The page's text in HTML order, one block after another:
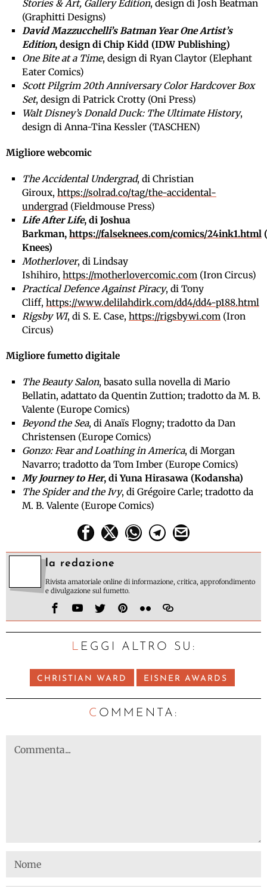
Stories & Art, Gallery Edition, design di Josh Beatman
(Graphitti Designs)
David Mazzucchelli’s Batman Year One Artist’s
Edition, design di Chip Kidd (IDW Publishing)
One Bite at a Time, design di Ryan Claytor (Elephant
Eater Comics)
Scott Pilgrim 20th Anniversary Color Hardcover Box
Set, design di Patrick Crotty (Oni Press)
Walt Disney’s Donald Duck: The Ultimate History,
design di Anna-Tina Kessler (TASCHEN)
Migliore webcomic
The Accidental Undergrad, di Christian
Giroux, https://solrad.co/tag/the-accidental-
undergrad (Fieldmouse Press)
Life After Life, di Joshua
Barkman, https://falseknees.com/comics/24ink1.html
Knees)
Motherlover, di Lindsay
Ishihiro, https://motherlovercomic.com (Iron Circus)
Practical Defence Against Piracy, di Tony
Cliff, https://www.delilahdirk.com/dd4/dd4-p188.html
Rigsby WI, di S. E. Case, https://rigsbywi.com (Iron
Circus)
Migliore fumetto digitale
The Beauty Salon, basato sulla novella di Mario
Bellatin, adattato da Quentin Zuttion; tradotto da M. B.
Valente (Europe Comics)
Beyond the Sea, di Anaïs Flogny; tradotto da Dan
Christensen (Europe Comics)
Gonzo: Fear and Loathing in America, di Morgan
Navarro; tradotto da Tom Imber (Europe Comics)
My Journey to Her, di Yuna Hirasawa (Kodansha)
The Spider and the Ivy, di Grégoire Carle; tradotto da
M. B. Valente (Europe Comics)
la redazione
Rivista amatoriale online di informazione, critica, approfondimento
e divulgazione sul fumetto.
LEGGI ALTRO SU:
CHRISTIAN WARD EISNER AWARDS
C OMMENTA: